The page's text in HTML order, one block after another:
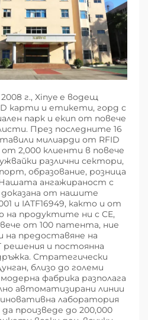
г., Xinye е водещ
карти и етикети, горд с
парк и екип от повече
През последните 16
милиарди от RFID
2,000 клиенти в повече
различни сектори,
образование, розница
ангажираност с
от нашите
и IATF16949, както и от
продуктите ни с CE,
от 100 патента, ние
на предоставяне на
решения и постоянна
Стратегически
близо до големи
фабрика разполага
автоматизирани линии
лаборатория
произведе до 200,000